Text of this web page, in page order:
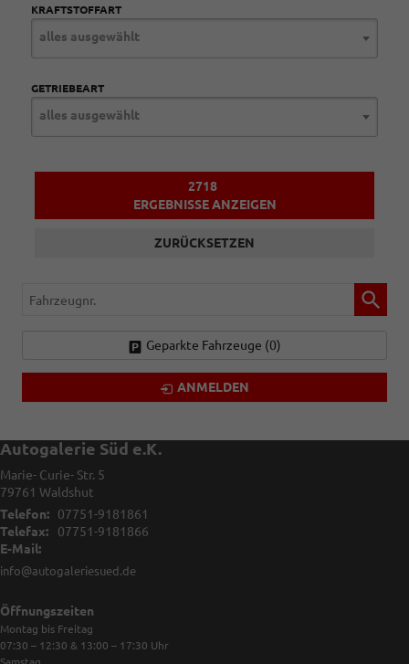
KRAFTSTOFFART
alles ausgewählt
GETRIEBEART
alles ausgewählt
2718
ERGEBNISSE ANZEIGEN
ZURÜCKSETZEN
Fahrzeugnr.
Geparkte Fahrzeuge (0)
ANMELDEN
Autogalerie Süd e.K.
Marie- Curie- Str. 5
79761 Waldshut
Telefon:
07751-9181861
Telefax:
07751-9181866
E-Mail:
info@autogaleriesued.de
Öffnungszeiten
Montag bis Freitag
07:30 – 12:30 & 13:00 – 17:30 Uhr